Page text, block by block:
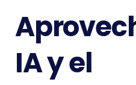
IA y el